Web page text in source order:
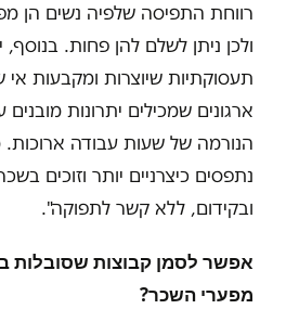
רווחת התפיסה שלפיה נשים הן
ולכן ניתן לשלם להן פחות. בנוסף,
תעסוקתיות שיוצרות ומקבעות אי
ארגונים שמכילים יתרונות
הנורמה של שעות עבודה ארוכות.
נתפסים כיצרניים יותר וזוכים
ובקידום, ללא קשר לתפוקה".
אפשר לסמן קבוצות שסובלות
מפערי השכר?